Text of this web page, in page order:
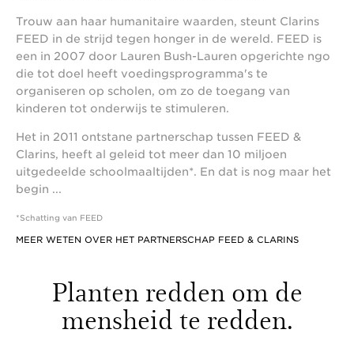
Trouw aan haar humanitaire waarden, steunt Clarins
FEED in de strijd tegen honger in de wereld. FEED is
een in 2007 door Lauren Bush-Lauren opgerichte ngo
die tot doel heeft voedingsprogramma's te
organiseren op scholen, om zo de toegang van
kinderen tot onderwijs te stimuleren.
Het in 2011 ontstane partnerschap tussen FEED &
Clarins, heeft al geleid tot meer dan 10 miljoen
uitgedeelde schoolmaaltijden*. En dat is nog maar het
begin ...
*Schatting van FEED
MEER WETEN OVER HET PARTNERSCHAP FEED & CLARINS
Planten redden om de
mensheid te redden.